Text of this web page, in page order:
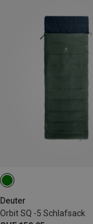
Deuter
Orbit SQ -5 Schlafsack
MAX. 200CM | LEFT
MAX. 200CM | RIGHT